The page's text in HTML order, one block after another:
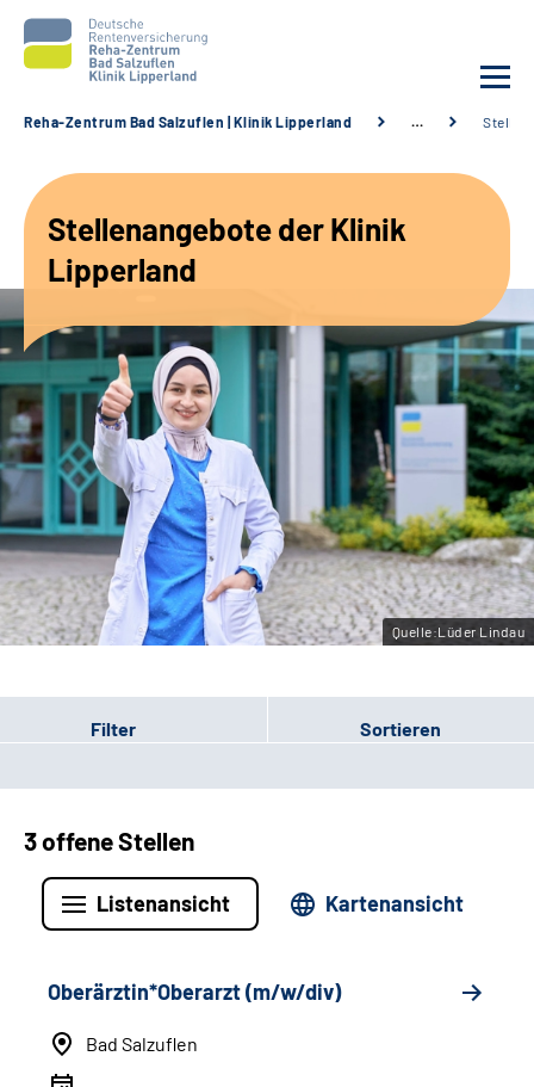
Unsere Angebote
Service
Karriere
Sozialdienste & Zuweisende
Suche
Leichte Sprache
Gebärdensprache
Reha-Zentrum Bad Salzuflen | Klinik Lipperland …
Stellenangebote der Klinik
Lipperland
Quelle:Lüder Lindau
Filter Sortieren
3 offene Stellen
Listenansicht Kartenansicht
Oberärztin*Oberarzt (m/w/div)
Bad Salzuflen